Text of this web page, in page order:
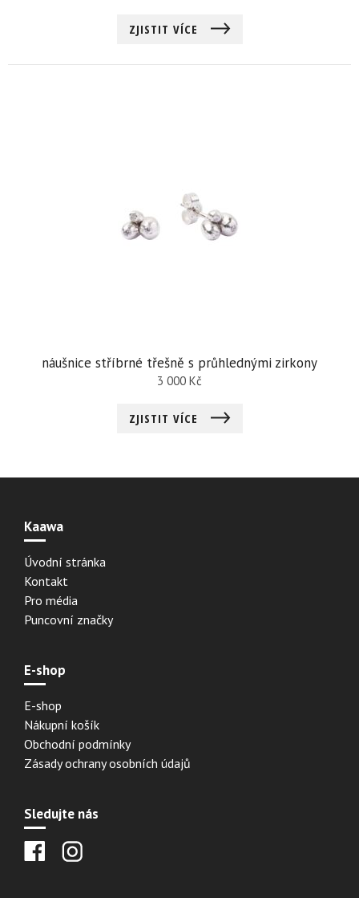
ZJISTIT VÍCE
náušnice stříbrné třešně s průhlednými zirkony
3 000 Kč
ZJISTIT VÍCE
Kaawa
Úvodní stránka
Kontakt
Pro média
Puncovní značky
E-shop
E-shop
Nákupní košík
Obchodní podmínky
Zásady ochrany osobních údajů
Sledujte nás